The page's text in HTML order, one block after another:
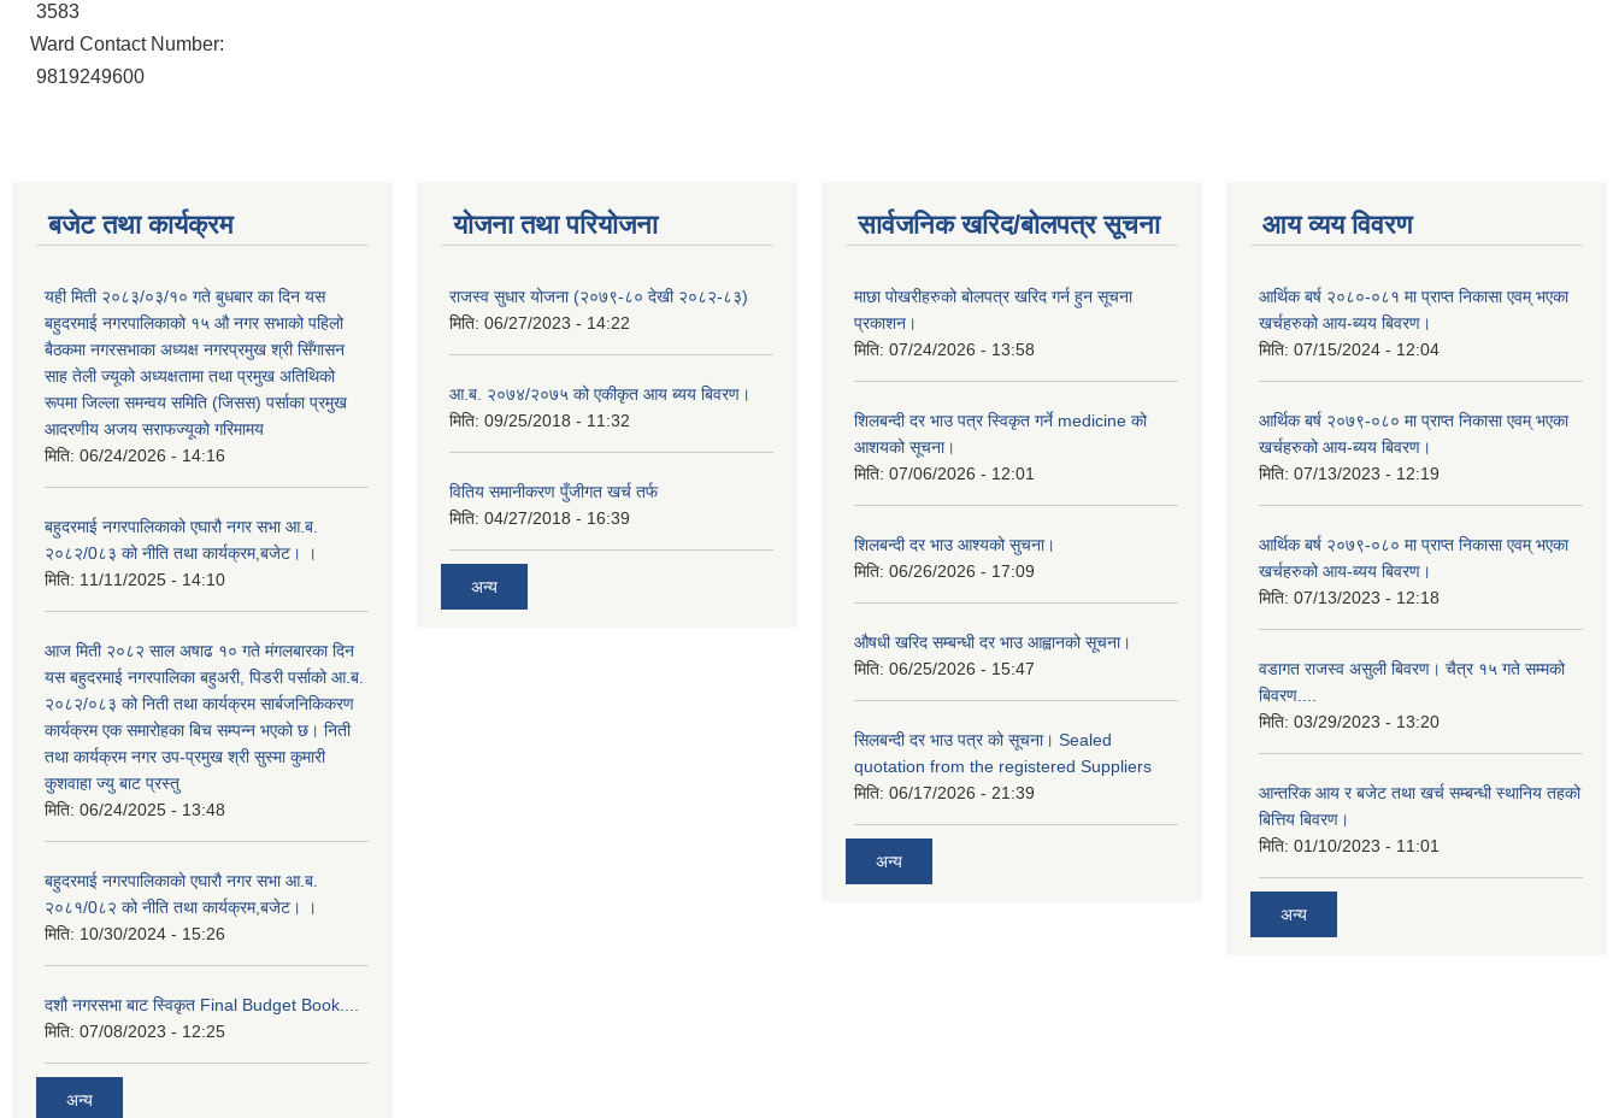
3583
Ward Contact Number:
9819249600
बजेट तथा कार्यक्रम
यही मिती २०८३/०३/१० गते बुधबार का दिन यस
बहुदरमाई नगरपालिकाको १५ औ नगर सभाको पहिलो
बैठकमा नगरसभाका अध्यक्ष नगरप्रमुख श्री सिँगासन
साह तेली ज्यूको अध्यक्षतामा तथा प्रमुख अतिथिको
रूपमा जिल्ला समन्वय समिति (जिसस) पर्साका प्रमुख
आदरणीय अजय सराफज्यूको गरिमामय
मिति: 06/24/2026 - 14:16
बहुदरमाई नगरपालिकाको एघारौ नगर सभा आ.ब.
२०८२/0८३ को नीति तथा कार्यक्रम,बजेट। ।
मिति: 11/11/2025 - 14:10
आज मिती २०८२ साल अषाढ १० गते मंगलबारका दिन
यस बहुदरमाई नगरपालिका बहुअरी, पिडरी पर्साको आ.ब.
२०८२/०८३ को निती तथा कार्यक्रम सार्बजनिकिकरण
कार्यक्रम एक समारोहका बिच सम्पन्न भएको छ। निती
तथा कार्यक्रम नगर उप-प्रमुख श्री सुस्मा कुमारी
कुशवाहा ज्यु बाट प्रस्तु
मिति: 06/24/2025 - 13:48
बहुदरमाई नगरपालिकाको एघारौ नगर सभा आ.ब.
२०८१/0८२ को नीति तथा कार्यक्रम,बजेट। ।
मिति: 10/30/2024 - 15:26
दशौ नगरसभा बाट स्विकृत Final Budget Book....
मिति: 07/08/2023 - 12:25
अन्य
योजना तथा परियोजना
राजस्व सुधार योजना (२०७९-८० देखी २०८२-८३)
मिति: 06/27/2023 - 14:22
आ.ब. २०७४/२०७५ को एकीकृत आय ब्यय बिवरण।
मिति: 09/25/2018 - 11:32
वितिय समानीकरण पुँजीगत खर्च तर्फ
मिति: 04/27/2018 - 16:39
अन्य
सार्वजनिक खरिद/बोलपत्र सूचना
माछा पोखरीहरुको बोलपत्र खरिद गर्न हुन सूचना
प्रकाशन।
मिति: 07/24/2026 - 13:58
शिलबन्दी दर भाउ पत्र स्विकृत गर्ने medicine को
आशयको सूचना।
मिति: 07/06/2026 - 12:01
शिलबन्दी दर भाउ आश्यको सुचना।
मिति: 06/26/2026 - 17:09
औषधी खरिद सम्बन्धी दर भाउ आह्वानको सूचना।
मिति: 06/25/2026 - 15:47
सिलबन्दी दर भाउ पत्र को सूचना। Sealed
quotation from the registered Suppliers
मिति: 06/17/2026 - 21:39
अन्य
आय व्यय विवरण
आर्थिक बर्ष २०८०-०८१ मा प्राप्त निकासा एवम् भएका
खर्चहरुको आय-ब्यय बिवरण।
मिति: 07/15/2024 - 12:04
आर्थिक बर्ष २०७९-०८० मा प्राप्त निकासा एवम् भएका
खर्चहरुको आय-ब्यय बिवरण।
मिति: 07/13/2023 - 12:19
आर्थिक बर्ष २०७९-०८० मा प्राप्त निकासा एवम् भएका
खर्चहरुको आय-ब्यय बिवरण।
मिति: 07/13/2023 - 12:18
वडागत राजस्व असुली बिवरण। चैत्र १५ गते सम्मको
बिवरण....
मिति: 03/29/2023 - 13:20
आन्तरिक आय र बजेट तथा खर्च सम्बन्धी स्थानिय तहको
बित्तिय बिवरण।
मिति: 01/10/2023 - 11:01
अन्य